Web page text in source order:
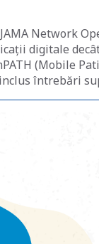
Network
digitale
(Mobile
întrebări